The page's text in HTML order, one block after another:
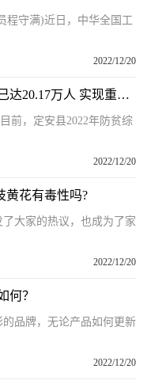
程守满)近日，中华全国工
2022/12/20
环球播报:定安县防贫综合保险参保已达20.17万人 实现重点人群全覆盖
前，定安县2022年防贫综
2022/12/20
黄花有毒性吗?
大家的热议，也成为了家
2022/12/20
何？
品牌，无论产品如何更新
2022/12/20